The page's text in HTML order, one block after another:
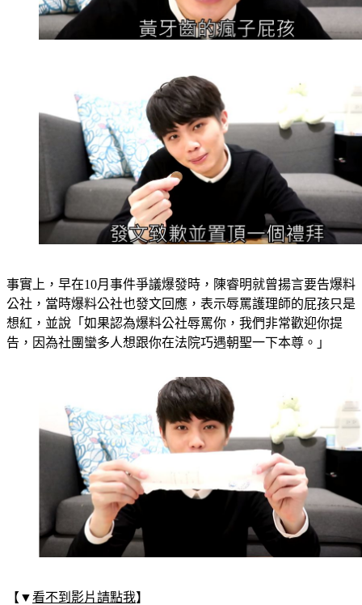
事實上，早在10月事件爭議爆發時，陳睿明就曾揚言要告爆料
公社，當時爆料公社也發文回應，表示辱罵護理師的屁孩只是
想紅，並說「如果認為爆料公社辱罵你，我們非常歡迎你提
告，因為社團蠻多人想跟你在法院巧遇朝聖一下本尊。」
【▼看不到影片請點我】